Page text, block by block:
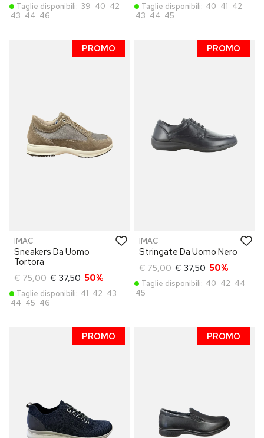
Taglie disponibili: 39 40 42
43 44 46
Taglie disponibili: 40 41 42
43 44 45
PROMO
IMAC
Sneakers Da Uomo
Tortora
€ 75,00 € 37,50 50%
Taglie disponibili: 41 42 43
44 45 46
PROMO
IMAC
Stringate Da Uomo Nero
€ 75,00 € 37,50 50%
Taglie disponibili: 40 42 44
45
PROMO PROMO